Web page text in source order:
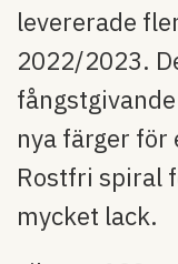
levererade
2022/2023.
nya färger för
Rostfri spiral
mycket lack.